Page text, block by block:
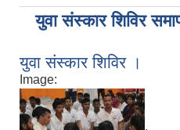
युवा संस्कार शिविर
युवा संस्कार शिविर ।
Image: